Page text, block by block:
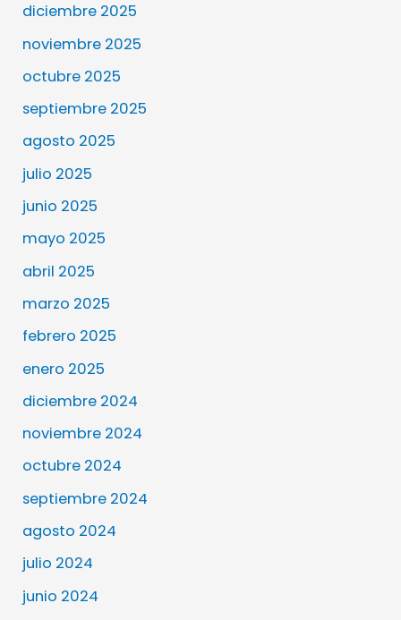
diciembre 2025
noviembre 2025
octubre 2025
septiembre 2025
agosto 2025
julio 2025
junio 2025
mayo 2025
abril 2025
marzo 2025
febrero 2025
enero 2025
diciembre 2024
noviembre 2024
octubre 2024
septiembre 2024
agosto 2024
julio 2024
junio 2024